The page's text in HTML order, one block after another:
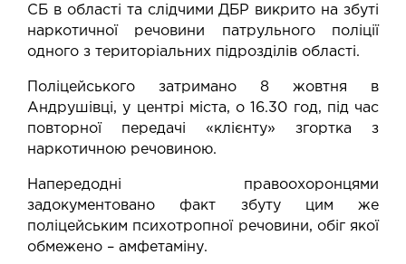
СБ в області та слідчими ДБР викрито на збуті
наркотичної речовини патрульного поліції
одного з територіальних підрозділів області.
Поліцейського затримано 8 жовтня в
Андрушівці, у центрі міста, о 16.30 год, під час
повторної передачі «клієнту» згортка з
наркотичною речовиною.
Напередодні правоохоронцями
задокументовано факт збуту цим же
поліцейським психотропної речовини, обіг якої
обмежено – амфетаміну.